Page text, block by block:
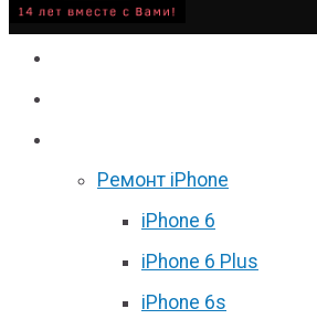
Ремонт iPhone
iPhone 6
iPhone 6 Plus
iPhone 6s